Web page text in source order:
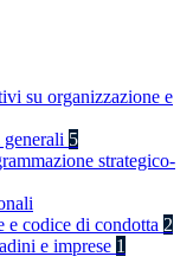
su organizzazione e
5
strategico-
e codice di condotta 2
e imprese 1